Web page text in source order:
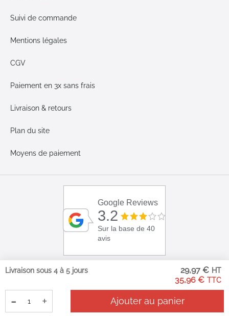
35,96 €
29,97 €
Livraison sous 4 à 5 jours
- + Ajouter au panier
Suivi de commande
Mentions légales
CGV
Paiement en 3x sans frais
Livraison & retours
Plan du site
Moyens de paiement
Google Reviews
3.2
Sur la base de 40
avis